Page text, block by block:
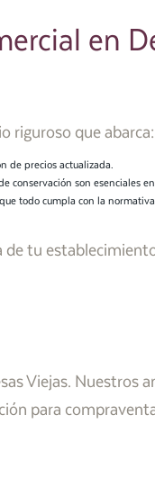
en
riguroso que abarca:
de precios actualizada.
conservación son esenciales
todo cumpla con la
tu
Viejas. Nuestros
para